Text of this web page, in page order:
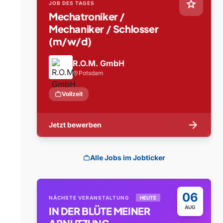
star
JOB DES TAGES
Mechatroniker /
Mechaniker / Schlosser
(m/w/d)
R.O.M. GmbH
location_on Potsdam
workVollzeit
Jetzt bewerben arrow_forward
workAlle Jobs im Jobticker
06
AUG
NÄCHSTE VERANSTALTUNG HEUTE
IN DER BLÜTE MEINER